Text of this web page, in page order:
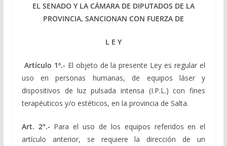
EL SENADO Y LA CÁMARA DE DIPUTADOS DE LA
PROVINCIA, SANCIONAN CON FUERZA DE
L E Y
Artículo 1º.- El objeto de la presente Ley es regular el
uso en personas humanas, de equipos láser y
dispositivos de luz pulsada intensa (I.P.L.) con fines
terapéuticos y/o estéticos, en la provincia de Salta.
Art. 2°.- Para el uso de los equipos referidos en el
artículo anterior, se requiere la dirección de un